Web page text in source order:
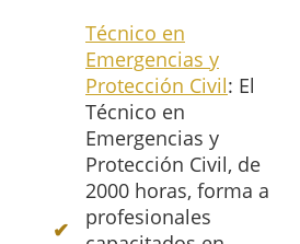
Técnico en
Emergencias y
Protección Civil: El
Técnico en
Emergencias y
Protección Civil, de
2000 horas, forma a
profesionales